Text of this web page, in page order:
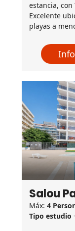
estancia, con
Excelente
playas a
Salou
Máx: 4
Tipo estudio